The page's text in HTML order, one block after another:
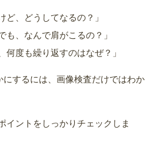
ど、どうしてなるの？」
も、なんで肩がこるの？」
何度も繰り返すのはなぜ？」
にするには、画像検査だけではわか
イントをしっかりチェックしま